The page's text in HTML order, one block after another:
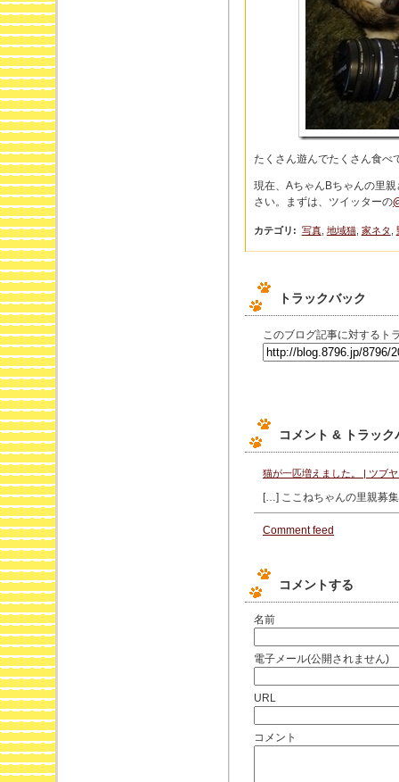
たくさん遊んでたくさん食べ
現在、AちゃんBちゃんの里
さい。まずは、ツイッターの
カテゴリ : 写真, 地域猫, 家ネタ
トラックバック
このブログ記事に対するト
コメント & トラック
猫が一匹増えました。 | ツブ
[…] ここねちゃんの里親募
Comment feed
コメントする
名前
電子メール(公開されません)
URL
コメント